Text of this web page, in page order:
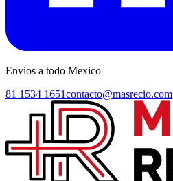
Envios a todo Mexico
81 1534 1651contacto@masrecio.com